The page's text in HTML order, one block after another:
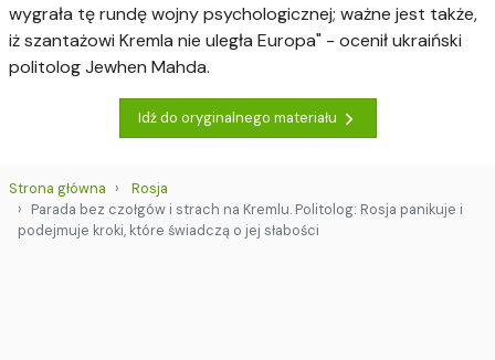
wygrała tę rundę wojny psychologicznej; ważne jest także,
iż szantażowi Kremla nie uległa Europa" - ocenił ukraiński
politolog Jewhen Mahda.
Idź do oryginalnego materiału
Strona główna
Rosja
Parada bez czołgów i strach na Kremlu. Politolog: Rosja panikuje i
podejmuje kroki, które świadczą o jej słabości